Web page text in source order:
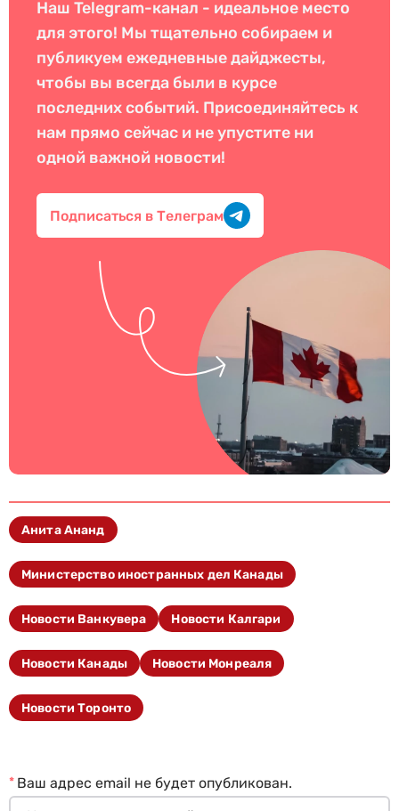
Наш Telegram-канал - идеальное место
для этого! Мы тщательно собираем и
публикуем ежедневные дайджесты,
чтобы вы всегда были в курсе
последних событий. Присоединяйтесь к
нам прямо сейчас и не упустите ни
одной важной новости!
Подписаться в Телеграм
Анита Ананд
Министерство иностранных дел Канады
Новости Ванкувера Новости Калгари
Новости Канады Новости Монреаля
Новости Торонто
Ваш адрес email не будет опубликован.
*